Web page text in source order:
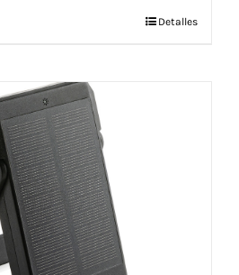
múltiples
Las
pueden
Detalles